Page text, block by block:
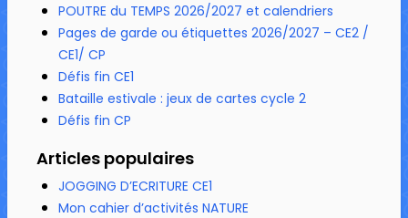
POUTRE du TEMPS 2026/2027 et calendriers
Pages de garde ou étiquettes 2026/2027 – CE2 /
CE1/ CP
Défis fin CE1
Bataille estivale : jeux de cartes cycle 2
Défis fin CP
Articles populaires
JOGGING D’ECRITURE CE1
Mon cahier d’activités NATURE